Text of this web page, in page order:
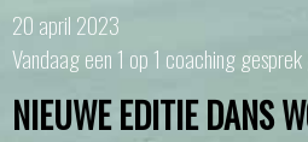
20 april 2023
Vandaag een 1 op 1 coaching
NIEUWE EDITIE DANS